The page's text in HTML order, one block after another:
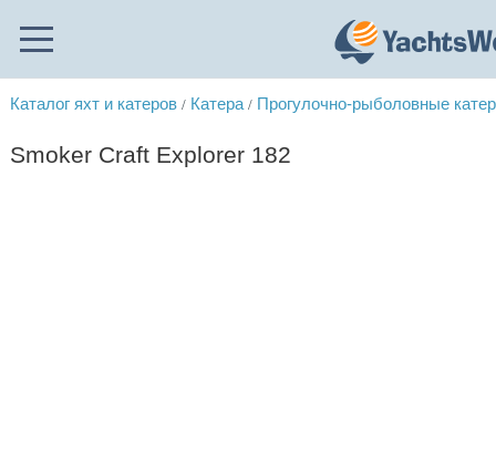
Каталог яхт и катеров / Катера / Прогулочно-рыболовные
Smoker Craft Explorer 182